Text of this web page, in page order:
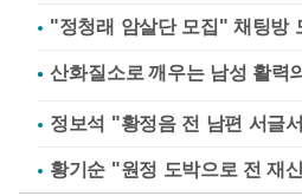
"정청래 암살단 모집" 채팅방
정보석 "황정음 전 남편 서글
황기순 "원정 도박으로 전 재